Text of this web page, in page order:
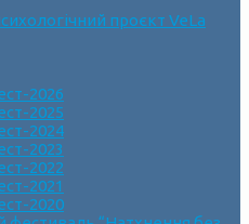
проєкт VeLa
2026
2025
2024
2023
2022
2021
2020